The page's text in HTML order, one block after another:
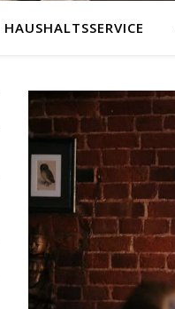
HAUSHALTSSERVICE